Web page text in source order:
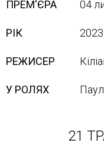
ПРЕМ'ЄРА 04
РІК 2023
РЕЖИСЕР
У РОЛЯХ
21